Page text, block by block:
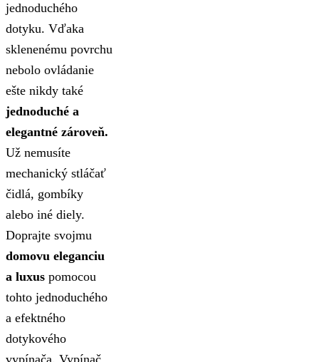
jednoduchého
dotyku. Vďaka
sklenenému povrchu
nebolo ovládanie
ešte nikdy také
jednoduché a
elegantné zároveň.
Už nemusíte
mechanický stláčať
čidlá, gombíky
alebo iné diely.
Doprajte svojmu
domovu eleganciu
a luxus pomocou
tohto jednoduchého
a efektného
dotykového